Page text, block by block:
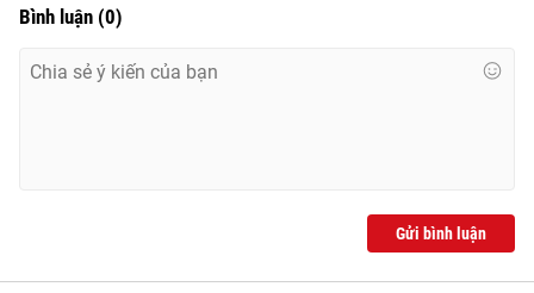
Tổng đài VTV:
Ðiện thoại Thời báo VTV:024.66 897 897
Bình luận (0)
Gửi bình luận